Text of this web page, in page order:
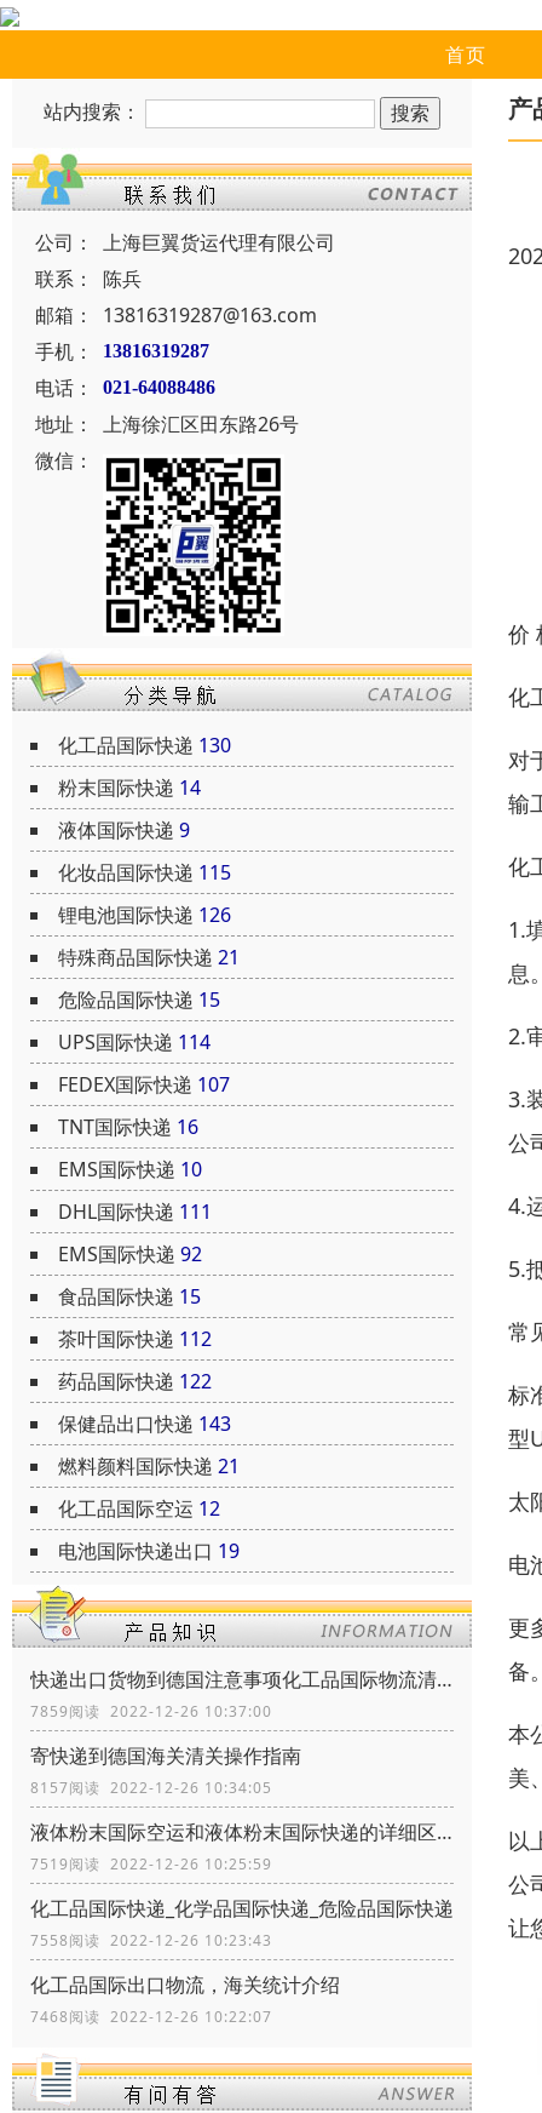
首页
站内搜索：
公司：
上海巨翼货运代理有限公司
联系：
陈兵
邮箱：
13816319287@163.com
手机：
13816319287
电话： 021-64088486
地址：
上海徐汇区田东路26号
微信：
化工品国际快递 130
粉末国际快递 14
液体国际快递 9
化妆品国际快递 115
锂电池国际快递 126
特殊商品国际快递 21
危险品国际快递 15
UPS国际快递 114
FEDEX国际快递 107
TNT国际快递 16
EMS国际快递 10
DHL国际快递 111
EMS国际快递 92
食品国际快递 15
茶叶国际快递 112
药品国际快递 122
保健品出口快递 143
燃料颜料国际快递 21
化工品国际空运 12
电池国际快递出口 19
快递出口货物到德国注意事项化工品国际物流清关政策
7859阅读 2022-12-26 10:37:00
寄快递到德国海关清关操作指南
8157阅读 2022-12-26 10:34:05
液体粉末国际空运和液体粉末国际快递的详细区别
7519阅读 2022-12-26 10:25:59
化工品国际快递_化学品国际快递_危险品国际快递
7558阅读 2022-12-26 10:23:43
化工品国际出口物流，海关统计介绍
7468阅读 2022-12-26 10:22:07
产
价
化
对
输
化
1.
息
2.
3.
公
4.
5.
常
标
型
太
电
更
备
本
美
以
公
让